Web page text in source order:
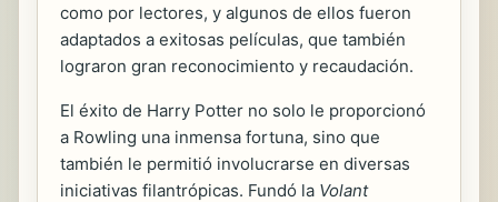
como por lectores, y algunos de ellos fueron
adaptados a exitosas películas, que también
lograron gran reconocimiento y recaudación.
El éxito de Harry Potter no solo le proporcionó
a Rowling una inmensa fortuna, sino que
también le permitió involucrarse en diversas
iniciativas filantrópicas. Fundó la Volant